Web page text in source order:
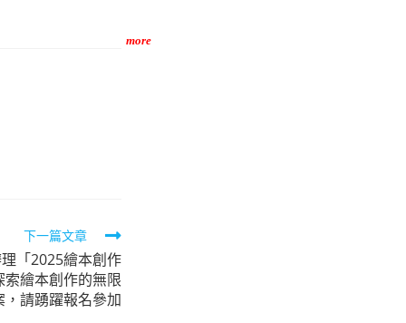
下一篇文章
「2025繪本創作
繪本創作的無限
請踴躍報名參加
more